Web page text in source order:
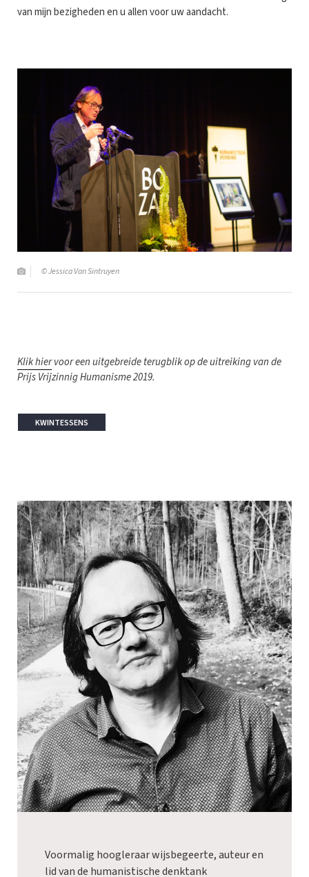
van mijn bezigheden en u allen voor uw aandacht.
© Jessica Van Sintruyen
Klik hiervoor een uitgebreide terugblik op de uitreiking van de
Prijs Vrijzinnig Humanisme 2019.
KWINTESSENS
Voormalig hoogleraar wijsbegeerte, auteur en
lid van de humanistische denktank